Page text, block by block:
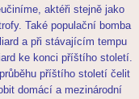
aktéři stejně jako
Také populační bomba
a při stávajícím tempu
ke konci příštího století.
příštího století čelit
domácí a mezinárodní